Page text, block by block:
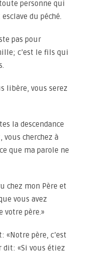
personne qui
du péché.
pas pour
c’est le fils qui
libère, vous serez
la descendance
vous cherchez à
que ma parole ne
chez mon Père et
vous avez
votre père.»
père, c’est
dit: «Si vous étiez